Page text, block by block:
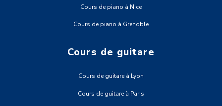
Cours de piano à Nice
Cours de piano à Grenoble
Cours de guitare
Cours de guitare à Lyon
Cours de guitare à Paris